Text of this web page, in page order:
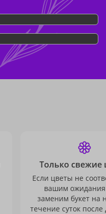
Только свежие
Если цветы не
вашим
заменим букет на
течение суток после